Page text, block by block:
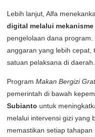
Lebih lanjut, Alfa
digital melalui
pengelolaan dana
anggaran yang lebih cepat,
satuan pelaksana di daerah.
Program Makan Bergizi
pemerintah di bawah
Subianto untuk
melalui intervensi gizi yang
memastikan setiap